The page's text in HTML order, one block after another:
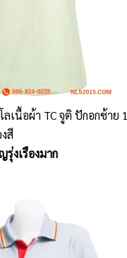
เนื้อผ้า TC จูติ ปักอกซ้าย 1
สี
รุ่งเรืองมาก